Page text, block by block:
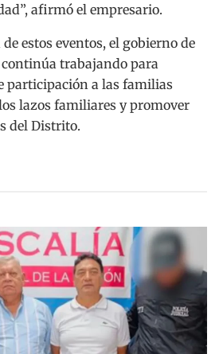
afirmó el empresario.
estos eventos, el gobierno de
continúa trabajando para
participación a las familias
lazos familiares y promover
del Distrito.